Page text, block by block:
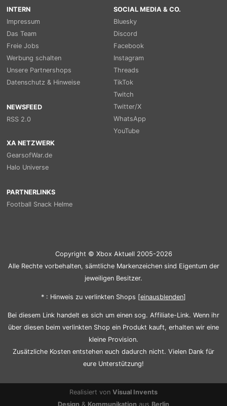
INTERN
Impressum
Das Team
Freie Jobs
Werbung schalten
Unsere Partnershops
Datenschutz & Hinweise
NEWSFEED
RSS 2.0
SOCIAL MEDIA & CO.
Bluesky
Discord
Facebook
Instagram
Threads
TikTok
Twitch
Twitter/X
WhatsApp
YouTube
XA NETZWERK
GearsofWar.de
Halo Universe
PARTNERLINKS
Football Snack Helme
Copyright © Xbox Aktuell 2005-2026
Alle Rechte vorbehalten, sämtliche Markenzeichen sind Eigentum der
jeweiligen Besitzer.
* : Hinweis zu verlinkten Shops [einausblenden]
Bei diesem Link handelt es sich um einen sog. Affiliate-Link. Wenn ihr
über diesen beim verlinkten Shop ein Produkt kauft, erhalten wir eine
kleine Provision.
Zusätzliche Kosten entstehen euch dadurch nicht. Vielen Dank für
eure Unterstützung!
Realisiert von Visual Invents
Design & Kommunikation aus Berlin